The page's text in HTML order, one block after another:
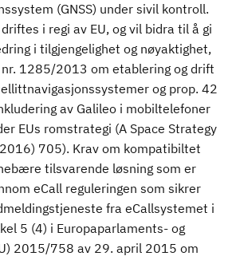
(GNSS) under sivil kontroll.
i regi av EU, og vil bidra til å gi
i tilgjengelighet og nøyaktighet,
nr. 1285/2013 om etablering og drift
og prop. 42
av Galileo i mobiltelefoner
EUs romstrategi (A Space Strategy
705). Krav om kompatibiltet
tilsvarende løsning som er
eCall reguleringen som sikrer
fra eCallsystemet i
5 (4) i Europaparlaments- og
2015/758 av 29. april 2015 om